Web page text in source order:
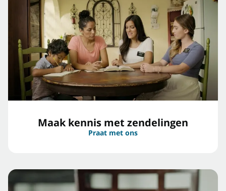
Maak kennis met zendelingen
Praat met ons